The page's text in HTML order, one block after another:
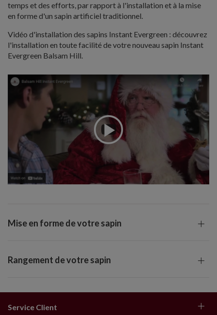
temps et des efforts, par rapport à l'installation et à la mise
en forme d'un sapin artificiel traditionnel.
Vidéo d'installation des sapins Instant Evergreen : découvrez
l'installation en toute facilité de votre nouveau sapin Instant
Evergreen Balsam Hill.
Mise en forme de votre sapin
Rangement de votre sapin
Service Client